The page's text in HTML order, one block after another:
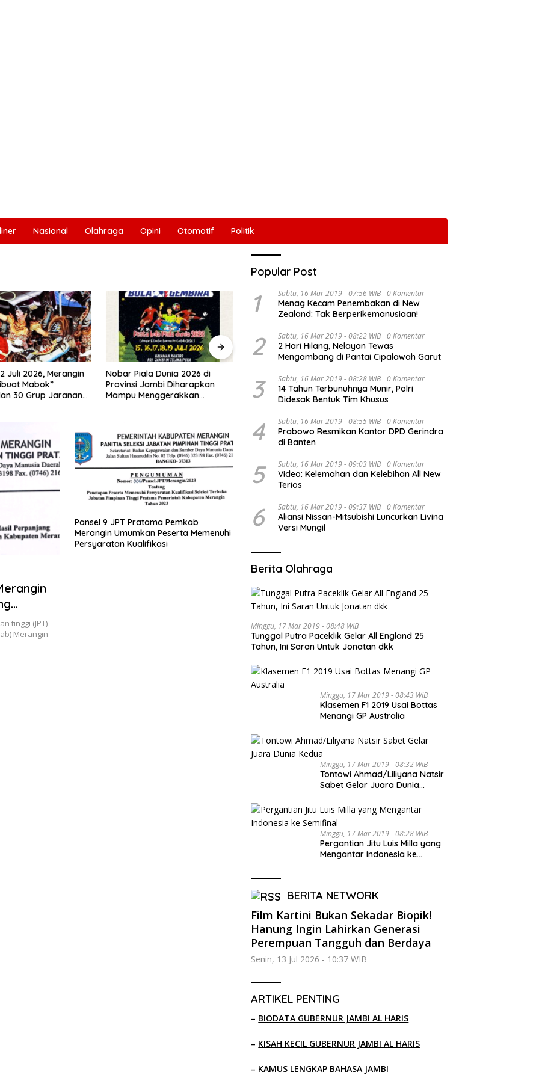
Nasional Olahraga Opini Otomotif Politik
Dunia 2026 di
Diharapkan
Pemkab Merangin Gelar Diskusi
Bersama Tim Pra-Revalidasi
Kawasan Geopark
Dijadwalkan Buka Turnamen
Urawa Cup VI di Stadion
Swarna Bhumi, Gubernur Al
Haris Siap Berlaga Lawan Tim
Evaluasi Perkembangan
Pelaksanaan Kegiatan
tinggi (JPT)
Merangin
Pansel 9 JPT Pratama Pemkab
Merangin Umumkan Peserta Memenuhi
Persyaratan Kualifikasi
Popular Post
1 Sabtu, 16 Mar 2019 - 07:56 WIB 0 Komentar
Menag Kecam Penembakan di New
Zealand: Tak Berperikemanusiaan!
2 Sabtu, 16 Mar 2019 - 08:22 WIB 0 Komentar
2 Hari Hilang, Nelayan Tewas
Mengambang di Pantai Cipalawah Garut
3 Sabtu, 16 Mar 2019 - 08:28 WIB 0 Komentar
14 Tahun Terbunuhnya Munir, Polri
Didesak Bentuk Tim Khusus
4 Sabtu, 16 Mar 2019 - 08:55 WIB 0 Komentar
Prabowo Resmikan Kantor DPD Gerindra
di Banten
5 Sabtu, 16 Mar 2019 - 09:03 WIB 0 Komentar
Video: Kelemahan dan Kelebihan All New
Terios
6 Sabtu, 16 Mar 2019 - 09:37 WIB 0 Komentar
Aliansi Nissan-Mitsubishi Luncurkan Livina
Versi Mungil
Berita Olahraga
Minggu, 17 Mar 2019 - 08:48 WIB
Tunggal Putra Paceklik Gelar All England 25
Tahun, Ini Saran Untuk Jonatan dkk
Minggu, 17 Mar 2019 - 08:43 WIB
Klasemen F1 2019 Usai Bottas
Menangi GP Australia
Minggu, 17 Mar 2019 - 08:32 WIB
Tontowi Ahmad/Liliyana Natsir
Sabet Gelar Juara Dunia
Minggu, 17 Mar 2019 - 08:28 WIB
Pergantian Jitu Luis Milla yang
Mengantar Indonesia ke
BERITA NETWORK
Film Kartini Bukan Sekadar Biopik!
Hanung Ingin Lahirkan Generasi
Perempuan Tangguh dan Berdaya
Senin, 13 Jul 2026 - 10:37 WIB
ARTIKEL PENTING
– BIODATA GUBERNUR JAMBI AL HARIS
– KISAH KECIL GUBERNUR JAMBI AL HARIS
– KAMUS LENGKAP BAHASA JAMBI